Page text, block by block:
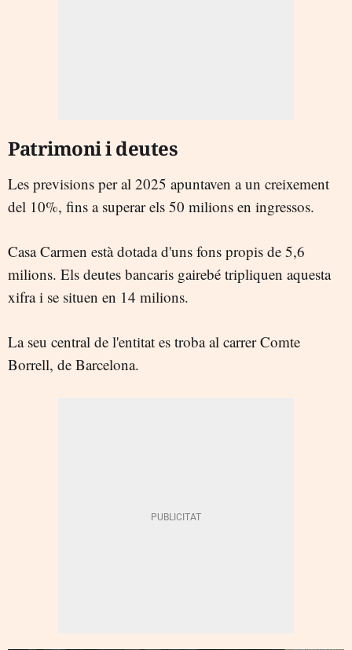
Patrimoni i deutes
Les previsions per al 2025 apuntaven a un creixement
del 10%, fins a superar els 50 milions en ingressos.
Casa Carmen està dotada d'uns fons propis de 5,6
milions. Els deutes bancaris gairebé tripliquen aquesta
xifra i se situen en 14 milions.
La seu central de l'entitat es troba al carrer Comte
Borrell, de Barcelona.